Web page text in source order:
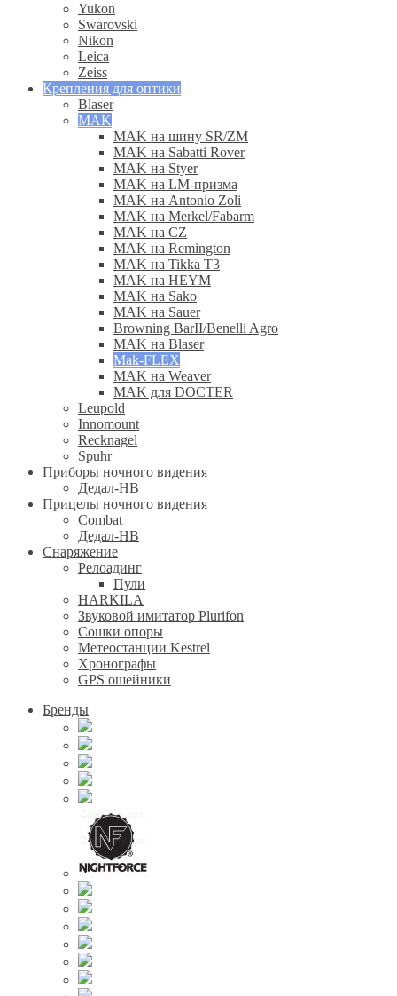
Yukon
Swarovski
Nikon
Leica
Zeiss
Крепления для оптики
Blaser
MAK
MAK на шину SR/ZM
MAK на Sabatti Rover
MAK на Styer
MAK на LM-призма
MAK на Antonio Zoli
MAK на Merkel/Fabarm
MAK на CZ
MAK на Remington
MAK на Tikka T3
MAK на HEYM
MAK на Sako
MAK на Sauer
Browning BarII/Benelli Agro
MAK на Blaser
Mak-FLEX
MAK на Weaver
MAK для DOCTER
Leupold
Innomount
Recknagel
Spuhr
Приборы ночного видения
Дедал-НВ
Прицелы ночного видения
Combat
Дедал-НВ
Снаряжение
Релоадинг
Пули
HARKILA
Звуковой имитатор Plurifon
Сошки опоры
Метеостанции Kestrel
Хронографы
GPS ошейники
Бренды